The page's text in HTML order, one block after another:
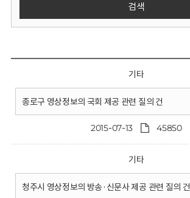
검색
기타
종로구 영상정보의 국회 제공 관련 질의 건
2015-07-13 45850
기타
청주시 영상정보의 방송·신문사 제공 관련 질의 건